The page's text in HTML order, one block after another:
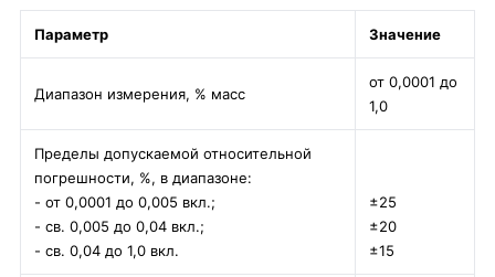
Параметр Значение
Диапазон измерения, % масс
от 0,0001 до
1,0
Пределы допускаемой относительной
погрешности, %, в диапазоне:
- от 0,0001 до 0,005 вкл.;
- св. 0,005 до 0,04 вкл.;
- св. 0,04 до 1,0 вкл.
±25
±20
±15